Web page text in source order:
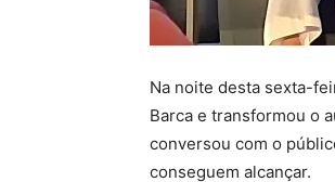
Na noite desta sexta-
Barca e transformou o
conversou com o
conseguem alcançar.